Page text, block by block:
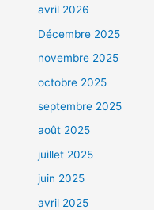
avril 2026
Décembre 2025
novembre 2025
octobre 2025
septembre 2025
août 2025
juillet 2025
juin 2025
avril 2025